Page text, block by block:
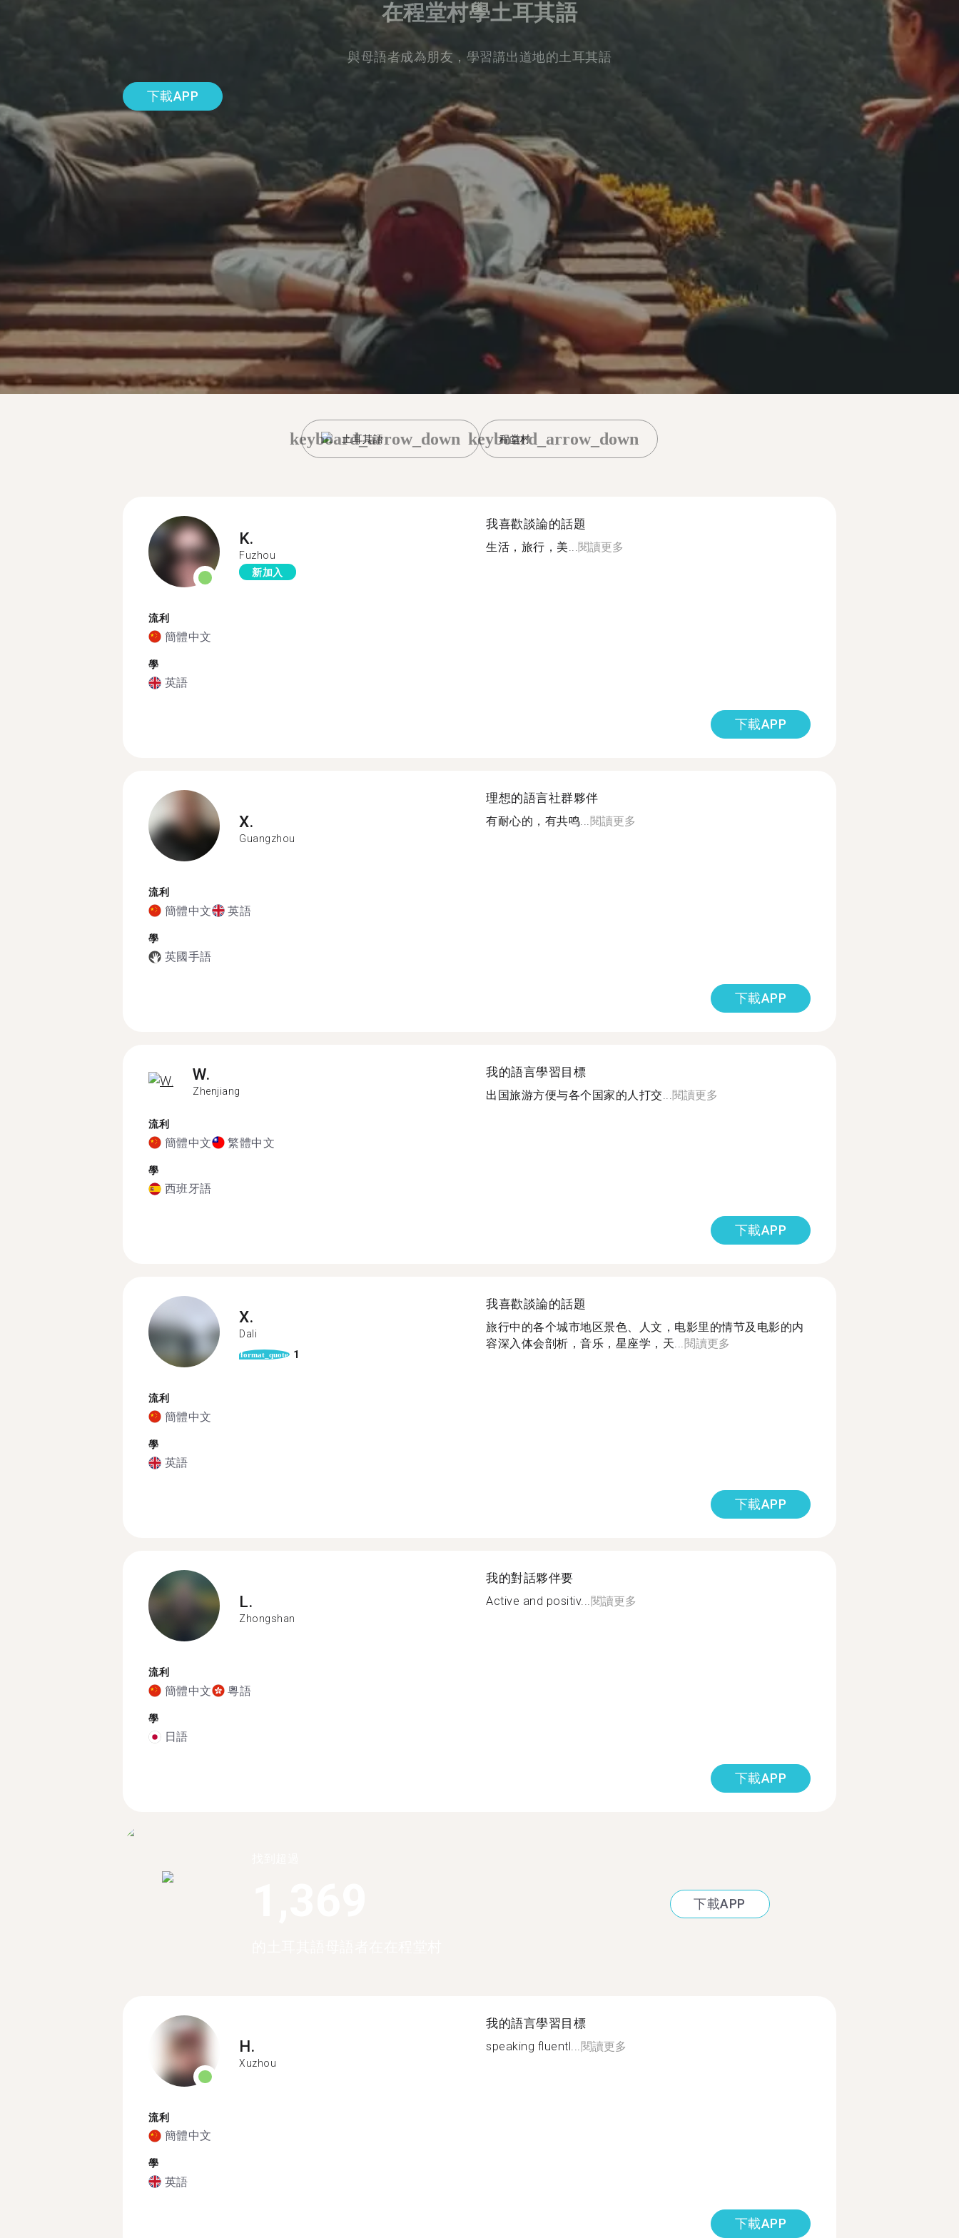
在程堂村學土耳其語
與母語者成為朋友，學習講出道地的土耳其語
下載APP
土耳其語
keyboard_arrow_down 程堂村
keyboard_arrow_down
K.
Fuzhou
新加入
流利
簡體中文
學
英語
我喜歡談論的話題
生活，旅行，美...閱讀更多
下載APP
X.
Guangzhou
流利
簡體中文 英語
學
英國手語
理想的語言社群夥伴
有耐心的，有共鸣...閱讀更多
下載APP
W.
Zhenjiang
流利
簡體中文 繁體中文
學
西班牙語
我的語言學習目標
出国旅游方便与各个国家的人打交...閱讀更多
下載APP
X.
Dali
format_quote 1
流利
簡體中文
學
英語
我喜歡談論的話題
旅行中的各个城市地区景色、人文，电影里的情节及电影的内
容深入体会剖析，音乐，星座学，天...閱讀更多
下載APP
L.
Zhongshan
流利
簡體中文 粵語
學
日語
我的對話夥伴要
Active and positiv...閱讀更多
下載APP
下載APP
H.
Xuzhou
流利
簡體中文
學
英語
我的語言學習目標
speaking fluentl... 閱讀更多
下載APP